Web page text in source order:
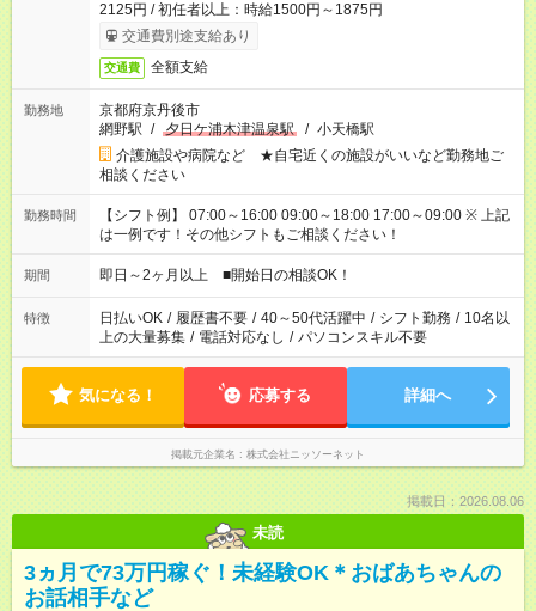
2125円 / 初任者以上：時給1500円～1875円
交通費別途支給あり
交通費 全額支給
勤務地
京都府京丹後市
網野駅 / 夕日ケ浦木津温泉駅 / 小天橋駅
介護施設や病院など ★自宅近くの施設がいいなど勤務地ご
相談ください
勤務時間
【シフト例】 07:00～16:00 09:00～18:00 17:00～09:00 ※ 上記
は一例です！その他シフトもご相談ください！
期間 即日～2ヶ月以上 ■開始日の相談OK！
特徴 日払いOK / 履歴書不要 / 40～50代活躍中 / シフト勤務 / 10名以
上の大量募集 / 電話対応なし / パソコンスキル不要
気になる！ 応募する 詳細へ
掲載元企業名 株式会社ニッソーネット
掲載日：2026.08.06
未読
3ヵ月で73万円稼ぐ！未経験OK＊おばあちゃんの
お話相手など